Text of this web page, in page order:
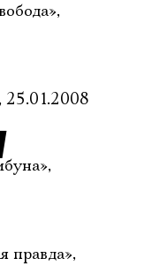
25.01.2008
правда»,